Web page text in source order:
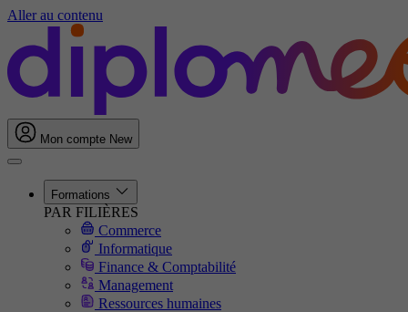
Aller au contenu
Mon compte New
Formations
PAR FILIÈRES
Commerce
Informatique
Finance & Comptabilité
Management
Ressources humaines